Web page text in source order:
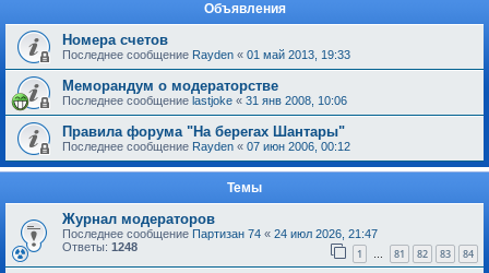
Объявления
Номера счетов
Последнее сообщение Rayden « 01 май 2013, 19:33
Меморандум о модераторстве
Последнее сообщение lastjoke « 31 янв 2008, 10:06
Правила форума "На берегах Шантары"
Последнее сообщение Rayden « 07 июн 2006, 00:12
Темы
Журнал модераторов
Последнее сообщение Партизан 74 « 24 июл 2026, 21:47
Ответы: 1248 1 … 81 82 83 84